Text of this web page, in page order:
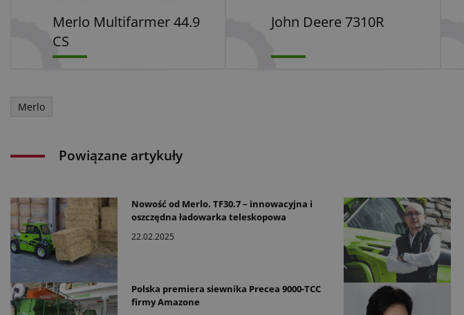
Merlo Multifarmer 44.9
CS
John Deere 7310R
Merlo
Powiązane artykuły
Nowość od Merlo. TF30.7 – innowacyjna i
oszczędna ładowarka teleskopowa
22.02.2025
Polska premiera siewnika Precea 9000-TCC
firmy Amazone